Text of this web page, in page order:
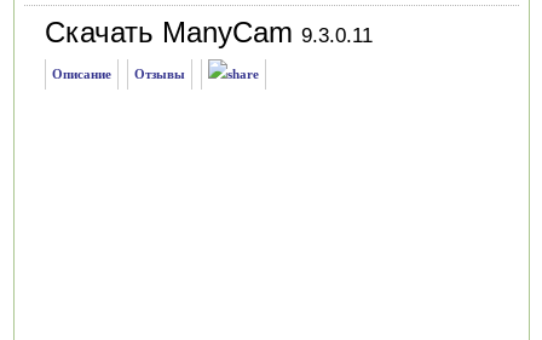
Скачать ManyCam 9.3.0.11
Описание Отзывы